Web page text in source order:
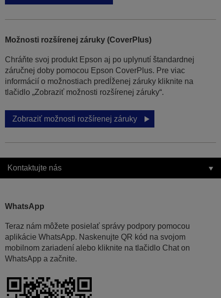
Možnosti rozšírenej záruky (CoverPlus)
Chráňte svoj produkt Epson aj po uplynutí štandardnej
záručnej doby pomocou Epson CoverPlus. Pre viac
informácií o možnostiach predĺženej záruky kliknite na
tlačidlo „Zobraziť možnosti rozšírenej záruky“.
Zobraziť možnosti rozšírenej záruky
Kontaktujte nás
WhatsApp
Teraz nám môžete posielať správy podpory pomocou
aplikácie WhatsApp. Naskenujte QR kód na svojom
mobilnom zariadení alebo kliknite na tlačidlo Chat on
WhatsApp a začnite.